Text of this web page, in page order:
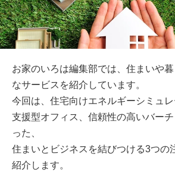
お家のいろは編集部では、住まいや
なサービスを紹介しています。
今回は、住宅向けエネルギーシミュ
支援型オフィス、信頼性の高いバー
った、
住まいとビジネスを結びつける3つの
紹介します。